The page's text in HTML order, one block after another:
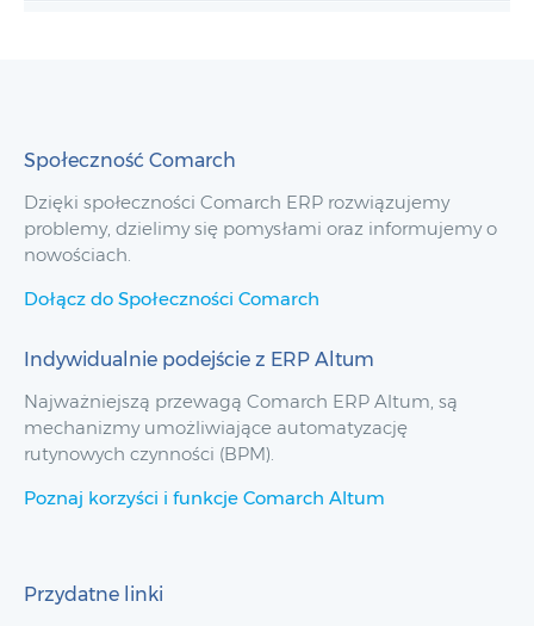
Społeczność Comarch
Dzięki społeczności Comarch ERP rozwiązujemy
problemy, dzielimy się pomysłami oraz informujemy o
nowościach.
Dołącz do Społeczności Comarch
Indywidualnie podejście z ERP Altum
Najważniejszą przewagą Comarch ERP Altum, są
mechanizmy umożliwiające automatyzację
rutynowych czynności (BPM).
Poznaj korzyści i funkcje Comarch Altum
Przydatne linki